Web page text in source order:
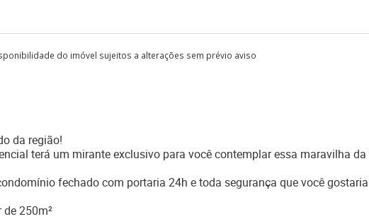
do imóvel sujeitos a alterações sem prévio aviso
da região!
terá um mirante exclusivo para você contemplar essa maravilha da
fechado com portaria 24h e toda segurança que você
250m²